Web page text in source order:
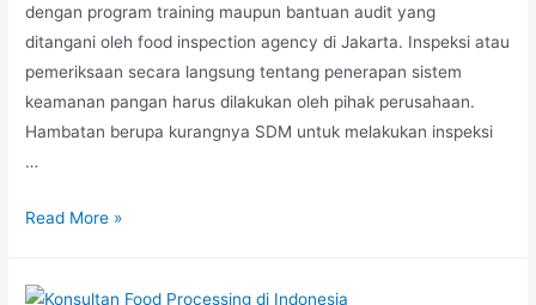
dengan program training maupun bantuan audit yang
ditangani oleh food inspection agency di Jakarta. Inspeksi atau
pemeriksaan secara langsung tentang penerapan sistem
keamanan pangan harus dilakukan oleh pihak perusahaan.
Hambatan berupa kurangnya SDM untuk melakukan inspeksi
…
Read More »